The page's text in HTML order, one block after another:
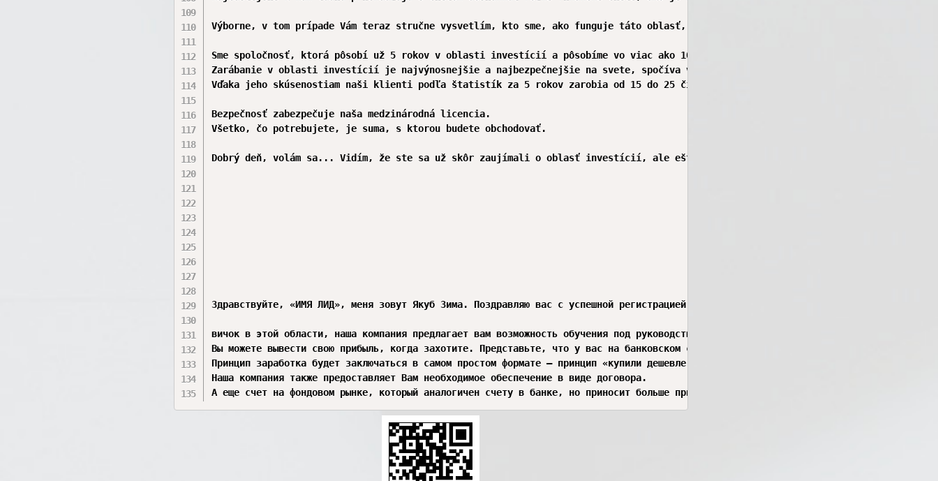
Výborne, v tom prípade Vám teraz stručne vysvetlím, kto sme, ako funguje táto oblasť, kde a koľko môžete s nami zarobiť.
Sme spoločnosť, ktorá pôsobí už 5 rokov v oblasti investícií a pôsobíme vo viac ako 10 krajinách sveta.
Zarábanie v oblasti investícií je najvýnosnejšie a najbezpečnejšie na svete, spočíva v nákupe za nižšiu cenu a predaji za
Vďaka jeho skúsenostiam naši klienti podľa štatistík za 5 rokov zarobia od 15 do 25 čistého príjmu.
Bezpečnosť zabezpečuje naša medzinárodná licencia.
Všetko, čo potrebujete, je suma, s ktorou budete obchodovať.
Dobrý deň, volám sa... Vidím, že ste sa už skôr zaujímali o oblasť investícií, ale ešte ste nezačali zarábať. Chcel by som sa
Здравствуйте, «ИМЯ ЛИД», меня зовут Якуб Зима. Поздравляю вас с успешной регистрацией в проекте «ИМЯ ПРОЕКТА». Звоню вам, чтобы
вичок в этой области, наша компания предлагает вам возможность обучения под руководством специалиста в этой области. Таким
Вы можете вывести свою прибыль, когда захотите. Представьте, что у вас на банковском счете есть 500 долларов, и в 2 часа ночи
Принцип заработка будет заключаться в самом простом формате – принцип «купили дешевле, продали дороже». Самое главное –
Наша компания также предоставляет Вам необходимое обеспечение в виде договора.